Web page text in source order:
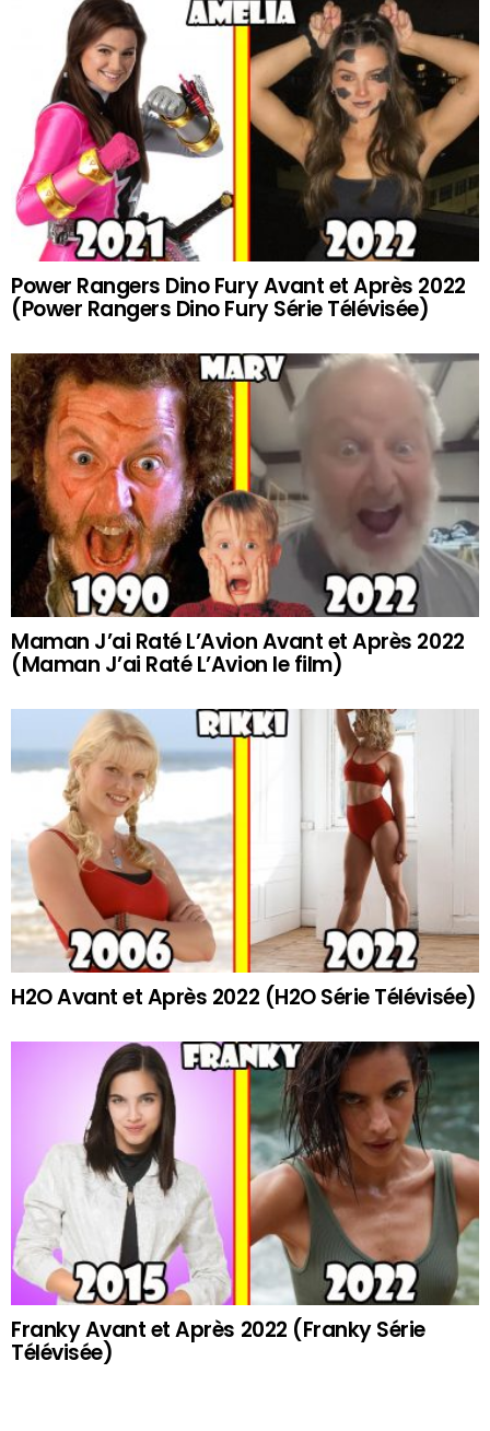
Power Rangers Dino Fury Avant et Après 2022
(Power Rangers Dino Fury Série Télévisée)
Maman J’ai Raté L’Avion Avant et Après 2022
(Maman J’ai Raté L’Avion le film)
H2O Avant et Après 2022 (H2O Série Télévisée)
Franky Avant et Après 2022 (Franky Série
Télévisée)